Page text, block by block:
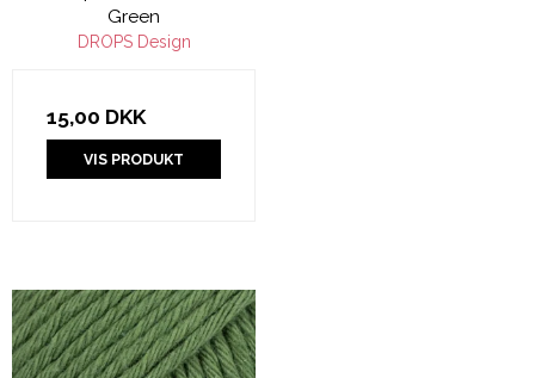
Green
DROPS Design
15,00 DKK
VIS PRODUKT